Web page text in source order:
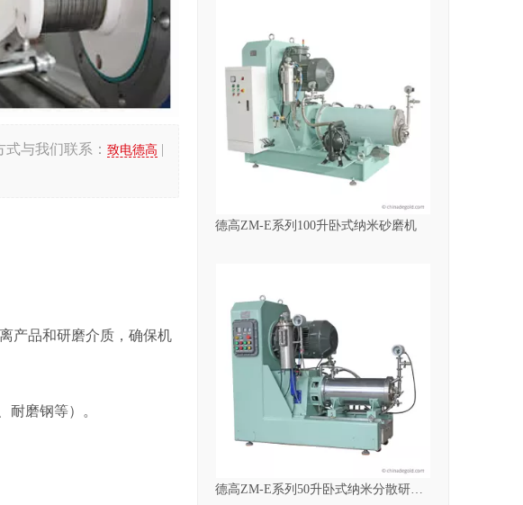
与我们联系： 致电德高 |
产品和研磨介质，确保机
耐磨钢等）。
德高ZM-E系列100升卧式纳米砂磨机